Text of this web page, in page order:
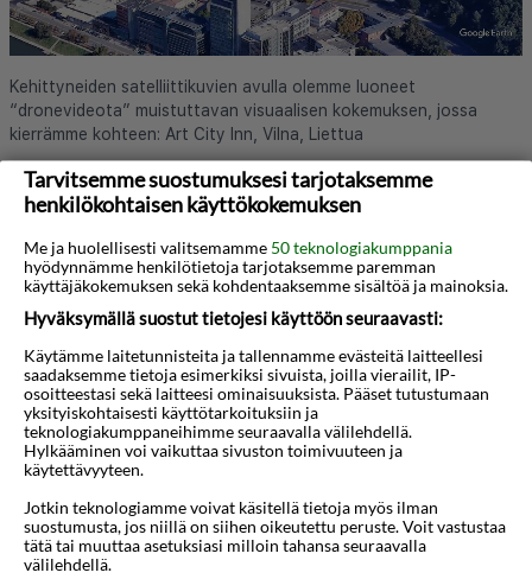
Kehittyneiden satelliittikuvien avulla olemme luoneet
“dronevideota” muistuttavan visuaalisen kokemuksen, jossa
kierrämme kohteen: Art City Inn, Vilna, Liettua
Lue lisää hotellista
Haluatko saada houkuttelevia
tarjouksia, matkavinkkejä ja uutisia
Tarvitsemme suostumuksesi tarjotaksemme
henkilökohtaisen käyttökokemuksen
Me ja huolellisesti valitsemamme 50 teknologiakumppania
hyödynnämme henkilötietoja tarjotaksemme paremman
käyttäjäkokemuksen sekä kohdentaaksemme sisältöä ja mainoksia.
Hyväksymällä suostut tietojesi käyttöön seuraavasti:
Käytämme laitetunnisteita ja tallennamme evästeitä laitteellesi
saadaksemme tietoja esimerkiksi sivuista, joilla vierailit, IP-
osoitteestasi sekä laitteesi ominaisuuksista. Pääset tutustumaan
yksityiskohtaisesti käyttötarkoituksiin ja
teknologiakumppaneihimme seuraavalla välilehdellä.
Hylkääminen voi vaikuttaa sivuston toimivuuteen ja
käytettävyyteen.
Jotkin teknologiamme voivat käsitellä tietoja myös ilman
suostumusta, jos niillä on siihen oikeutettu peruste. Voit vastustaa
tätä tai muuttaa asetuksiasi milloin tahansa seuraavalla
välilehdellä.